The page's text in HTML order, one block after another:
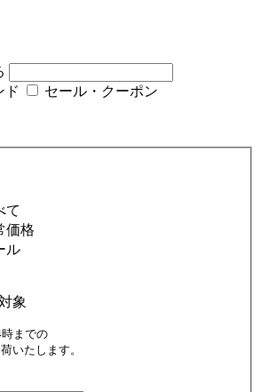
ド
セール・クーポン
て
価格
ル
象
までの
いたします。